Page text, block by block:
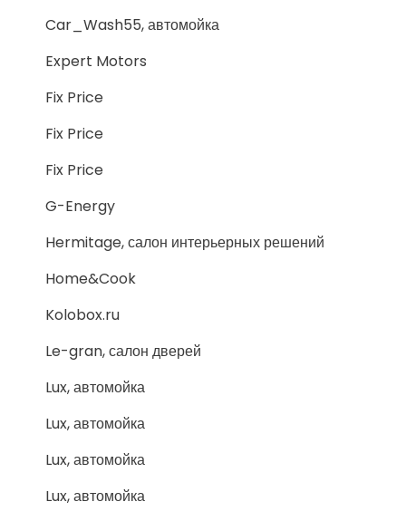
Car_Wash55, автомойка
Expert Motors
Fix Price
Fix Price
Fix Price
G-Energy
Hermitage, салон интерьерных решений
Home&Cook
Kolobox.ru
Le-gran, салон дверей
Lux, автомойка
Lux, автомойка
Lux, автомойка
Lux, автомойка